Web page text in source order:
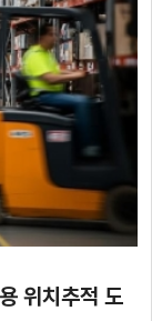
위치추적 도